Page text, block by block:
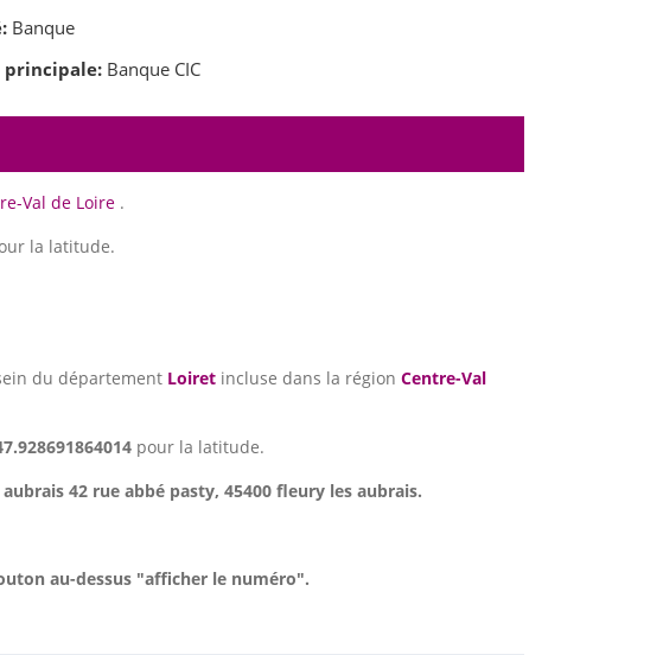
Banque
principale: Banque CIC
Val de Loire .
la latitude.
du département Loiret incluse dans la région Centre-Val
pour la latitude.
42 rue abbé pasty, 45400 fleury les aubrais.
au-dessus "afficher le numéro".